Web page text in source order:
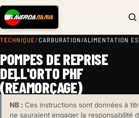
TECHNIQUE/CARBURATION/ALIMENTATION
POMPES DE REPRISE
DELL'ORTO PHF
(RÉAMORÇAGE)
NB : Ces instructions sont données à
ne sauraient engager la responsabilité